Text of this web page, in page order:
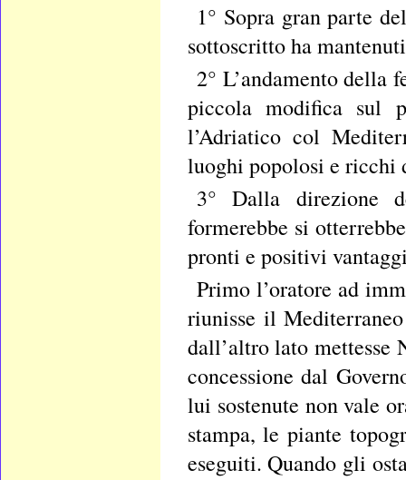
1° Sopra gran parte
sottoscritto ha
2° L’andamento della
piccola modifica sul
l’Adriatico col
luoghi popolosi e ricchi
3° Dalla direzione
formerebbe si
pronti e positivi
Primo l’oratore ad
riunisse il
dall’altro lato mettesse
concessione dal
lui sostenute non vale
stampa, le piante
eseguiti. Quando gli